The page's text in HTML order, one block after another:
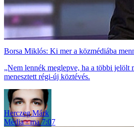
Borsa Miklós: Ki mer a közmédiába
„Nem lennék meglepve, ha a többi jelölt
menesztett régi-új köztévés.
Herczeg Márk
Média
ma 7:07